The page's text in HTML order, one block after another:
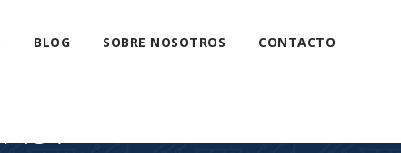
BLOG SOBRE NOSOTROS CONTACTO